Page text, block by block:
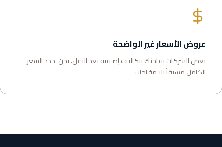
عروض الأسعار غير الواضحة
بعض الشركات تفاجئك بتكاليف إضافية بعد النقل. نحن نحدد السعر
الكامل مسبقاً بلا مفاجآت.